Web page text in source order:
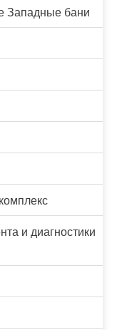
Западные бани
и диагностики